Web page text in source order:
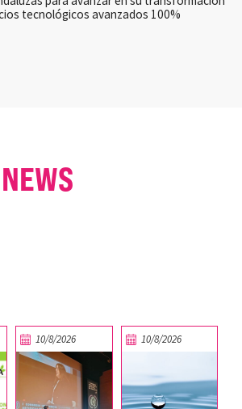
tecnológicos avanzados 100%
NEWS
10/8/2026 10/8/2026